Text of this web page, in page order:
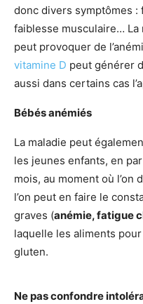
donc divers symptômes :
faiblesse musculaire… La
peut provoquer de
vitamine D peut générer
aussi dans certains cas
Bébés anémiés
La maladie peut
les jeunes enfants, en
mois, au moment où
l’on peut en faire le
graves (anémie, fatigue
laquelle les aliments
gluten.
Ne pas confondre